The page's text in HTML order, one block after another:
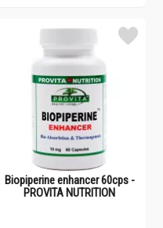
Biopiperine enhancer 60cps -
PROVITA NUTRITION